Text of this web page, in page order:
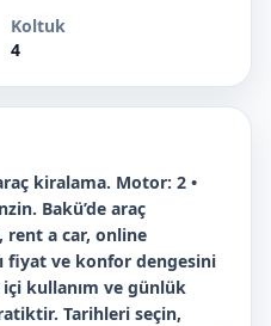
Koltuk
4
kiralama. Motor: 2 •
Bakü’de araç
a car, online
fiyat ve konfor dengesini
kullanım ve günlük
Tarihleri seçin,